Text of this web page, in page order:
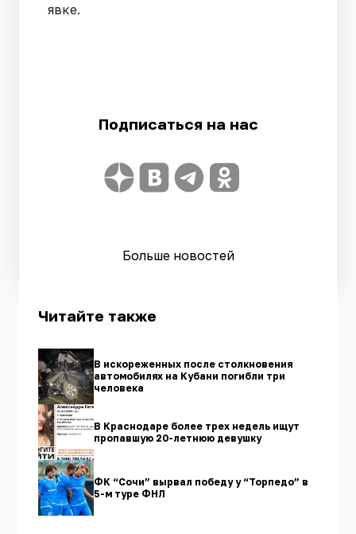
явке.
Подписаться на нас
Больше новостей
Читайте также
В искореженных после столкновения
автомобилях на Кубани погибли три
человека
В Краснодаре более трех недель ищут
пропавшую 20-летнюю девушку
ФК “Сочи” вырвал победу у “Торпедо” в
5-м туре ФНЛ